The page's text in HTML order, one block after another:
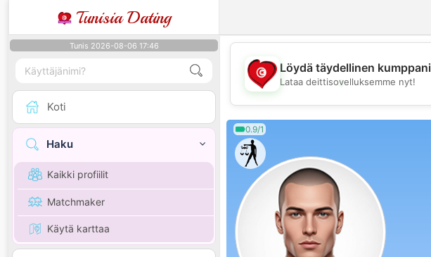
Tunisia Dating
Tunis 2026-08-06 17:46
Koti
Haku
Kaikki profiilit
Matchmaker
Käytä karttaa
💖
Löydä täydellinen kumppani
Lataa deittisovelluksemme nyt!
0.9/1